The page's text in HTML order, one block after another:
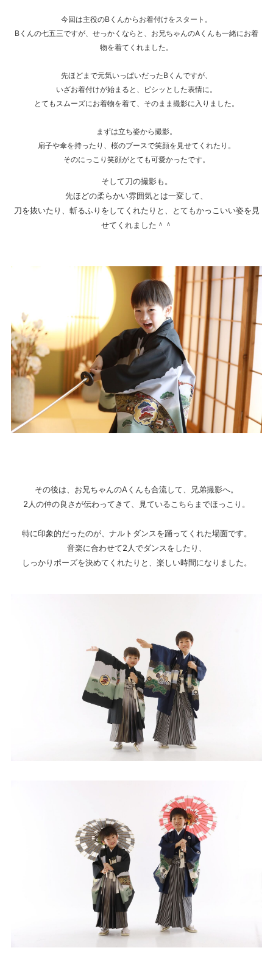
今回は主役のBくんからお着付けをスタート。
Bくんの七五三ですが、せっかくならと、お兄ちゃんのAくんも一緒にお着
物を着てくれました。
先ほどまで元気いっぱいだったBくんですが、
いざお着付けが始まると、ピシッとした表情に。
とてもスムーズにお着物を着て、そのまま撮影に入りました。
まずは立ち姿から撮影。
扇子や傘を持ったり、桜のブースで笑顔を見せてくれたり。
そのにっこり笑顔がとても可愛かったです。
そして刀の撮影も。
先ほどの柔らかい雰囲気とは一変して、
刀を抜いたり、斬るふりをしてくれたりと、とてもかっこいい姿を見
せてくれました＾＾
その後は、お兄ちゃんのAくんも合流して、兄弟撮影へ。
2人の仲の良さが伝わってきて、見ているこちらまでほっこり。
特に印象的だったのが、ナルトダンスを踊ってくれた場面です。
音楽に合わせて2人でダンスをしたり、
しっかりポーズを決めてくれたりと、楽しい時間になりました。